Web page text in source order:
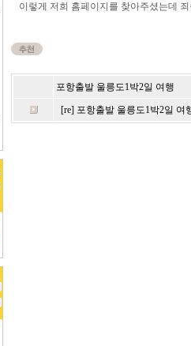
이렇게 저희 홈페이지를 찾아주셨는데
포항출발 울릉도1박2일 여행
[re] 포항출발 울릉도1박2일 여